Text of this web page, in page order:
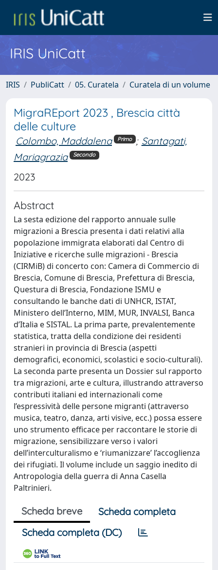
IRIS UniCatt
IRIS PubliCatt 05. Curatela Curatela di un volume
MigraREport 2023 , Brescia città
delle culture
Colombo, Maddalena Primo ; Santagati,
Mariagrazia
Secondo
2023
Abstract
La sesta edizione del rapporto annuale sulle
migrazioni a Brescia presenta i dati relativi alla
popolazione immigrata elaborati dal Centro di
Iniziative e ricerche sulle migrazioni - Brescia
(CIRMiB) di concerto con: Camera di Commercio di
Brescia, Comune di Brescia, Prefettura di Brescia,
Questura di Brescia, Fondazione ISMU e
consultando le banche dati di UNHCR, ISTAT,
Ministero dell’Interno, MIM, MUR, INVALSI, Banca
d’Italia e SISTAL. La prima parte, prevalentemente
statistica, tratta della condizione dei residenti
stranieri in provincia di Brescia (aspetti
demografici, economici, scolastici e socio-culturali).
La seconda parte presenta un Dossier sul rapporto
tra migrazioni, arte e cultura, illustrando attraverso
contributi italiani ed internazionali come
l’espressività delle persone migranti (attraverso
musica, teatro, danza, arti visive, ecc.) possa essere
uno strumento efficace per raccontare le storie di
migrazione, sensibilizzare verso i valori
dell’interculturalismo e ‘riumanizzare’ l’accoglienza
dei rifugiati. Il volume include un saggio inedito di
Antropologia della guerra di Anna Casella
Paltrinieri.
Scheda breve
Scheda completa
Scheda completa (DC)